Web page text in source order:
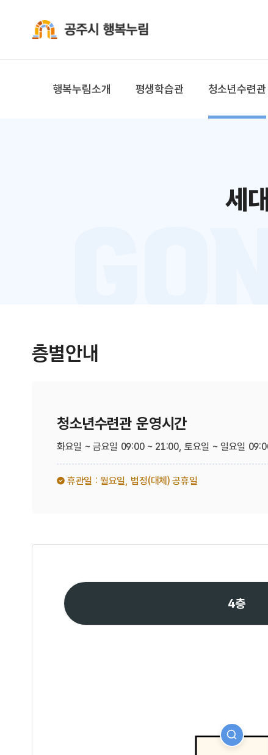
행복누림소개 평생학습관 청소년수련관
세
층별안내
청소년수련관 운영시간
화요일 ~ 금요일 09:00 ~ 21:00, 토요일 ~ 일요일
휴관일 : 월요일, 법정(대체) 공휴일
4층
자세히보기